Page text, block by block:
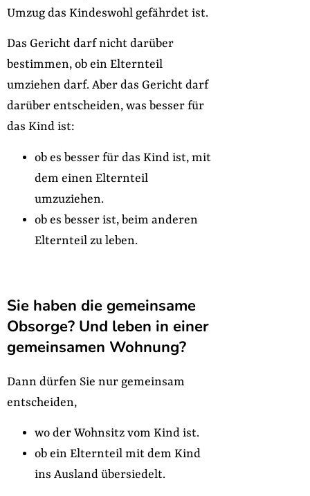
Umzug das Kindeswohl gefährdet ist.
Das Gericht darf nicht darüber
bestimmen, ob ein Elternteil
umziehen darf. Aber das Gericht darf
darüber entscheiden, was besser für
das Kind ist:
ob es besser für das Kind ist, mit
dem einen Elternteil
umzuziehen.
ob es besser ist, beim anderen
Elternteil zu leben.
Sie haben die gemeinsame
Obsorge? Und leben in einer
gemeinsamen Wohnung?
Dann dürfen Sie nur gemeinsam
entscheiden,
wo der Wohnsitz vom Kind ist.
ob ein Elternteil mit dem Kind
ins Ausland übersiedelt.